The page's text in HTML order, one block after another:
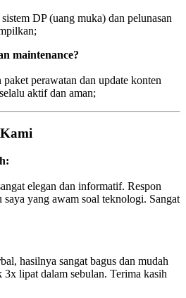
DP (uang muka) dan pelunasan
maintenance?
perawatan dan update konten
aktif dan aman;
elegan dan informatif. Respon
saya yang awam soal teknologi. Sangat
hasilnya sangat bagus dan mudah
3x lipat dalam sebulan. Terima kasih